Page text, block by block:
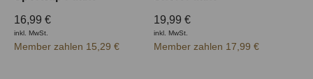
16,99 €
inkl. MwSt.
Member zahlen 15,29 €
19,99 €
inkl. MwSt.
Member zahlen 17,99 €